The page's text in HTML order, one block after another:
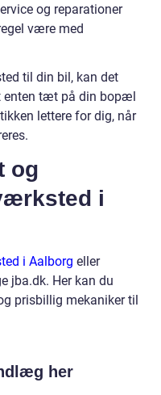
og reparationer
være med
til din bil, kan det
enten tæt på din bopæl
lettere for dig, når
og
i
i Aalborg eller
jba.dk. Her kan du
prisbillig mekaniker til
her